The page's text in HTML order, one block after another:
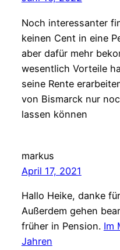
Noch interessanter
keinen Cent in eine
aber dafür mehr
wesentlich Vorteile
seine Rente
von Bismarck nur
lassen können
markus
April 17, 2021
Hallo Heike, danke
Außerdem gehen
früher in Pension. Im
Jahren